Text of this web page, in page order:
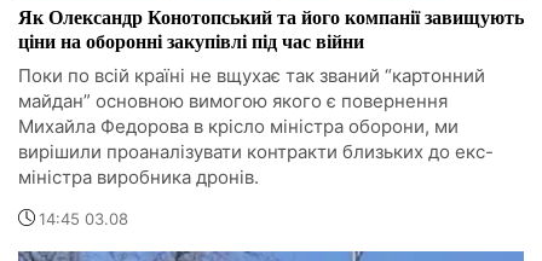
Як Олександр Конотопський та його компанії завищують
ціни на оборонні закупівлі під час війни
Поки по всій країні не вщухає так званий “картонний
майдан” основною вимогою якого є повернення
Михайла Федорова в крісло міністра оборони, ми
вирішили проаналізувати контракти близьких до екс-
міністра виробника дронів.
14:45 03.08